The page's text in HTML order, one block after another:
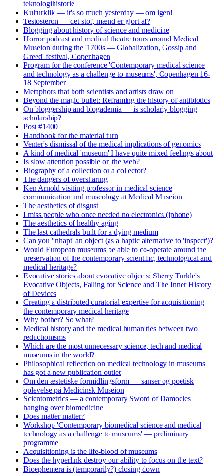
teknologihistorie
Kulturklik — it's so much yesterday — om igen!
Testosteron — det stof, mænd er gjort af?
Blogging about history of science and medicine
Horror podcast and medical theatre tours around Medical
Museion during the '1700s — Globalization, Gossip and
Greed' festival, Copenhagen
Program for the conference 'Contemporary medical science
and technology as a challenge to museums', Copenhagen 16-
18 September
Metaphors that both scientists and artists draw on
Beyond the magic bullet: Reframing the history of antibiotics
On bloggership and blogademia — is scholarly blogging
scholarship?
Post #1400
Handbook for the material turn
Venter's dismissal of the medical implications of genomics
A kind of medical 'museum' I have quite mixed feelings about
Is slow attention possible on the web?
Biography of a collection or a collector?
The dangers of oversharing
Ken Arnold visiting professor in medical science
communication and museology at Medical Museion
The aesthetics of disgust
I miss people who once needed no electronics (iphone)
The aesthetics of healthy aging
The last cathedrals built for a dying medium
Can you 'inhapt' an object (as a haptic alternative to 'inspect')?
Would European museums be able to co-operate around the
preservation of the contemporary scientific, technological and
medical heritage?
Evocative stories about evocative objects: Sherry Turkle's
Evocative Objects, Falling for Science and The Inner History
of Devices
Creating a distributed curatorial expertise for acquisitioning
the contemporary medical heritage
Why bother? So what?
Medical history and the medical humanities between two
reductionisms
Which are the most unnecessary science, tech and medical
museums in the world?
Philosophical reflection on medical technology in museums
has got a new publication outlet
Om den æstetiske formidlingsform — sanser og poetisk
oplevelse på Medicinsk Museion
Scientometrics — a contemporary Sword of Damocles
hanging over biomedicine
Does matter matter?
Workshop 'Contemporary biomedical science and medical
technology as a challenge to museums' — preliminary
programme
Acquisitioning is the life-blood of museums
Does the hyperlink destroy our ability to focus on the text?
Bioephemera is (temporarily?) closing down